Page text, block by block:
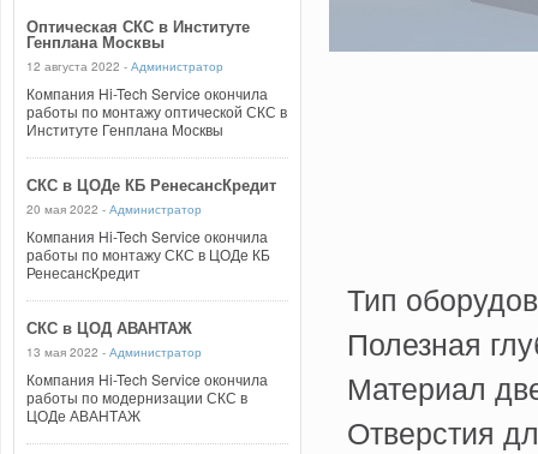
Оптическая СКС в Институте
Генплана Москвы
12 августа 2022 - Администратор
Компания Hi-Tech Service окончила
работы по монтажу оптической СКС в
Институте Генплана Москвы
СКС в ЦОДе КБ РенесансКредит
20 мая 2022 - Администратор
Компания Hi-Tech Service окончила
работы по монтажу СКС в ЦОДе КБ
РенесансКредит
СКС в ЦОД АВАНТАЖ
13 мая 2022 - Администратор
Компания Hi-Tech Service окончила
работы по модернизации СКС в
ЦОДе АВАНТАЖ
Тип
Полезная
Материал
Отверстия